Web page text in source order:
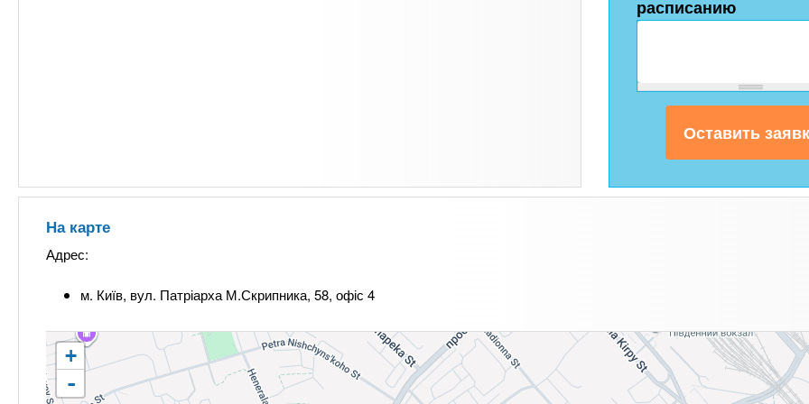
расписанию
На карте
Адрес:
м. Київ, вул. Патріарха М.Скрипника, 58, офіс 4
+
-